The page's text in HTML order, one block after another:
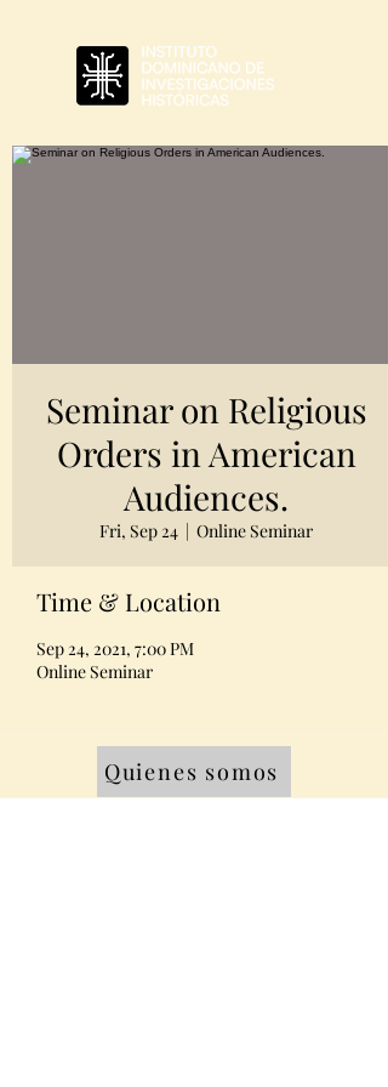
Seminar on Religious
Orders in American
Audiences.
Fri, Sep 24
  |
Online Seminar
Time & Location
Sep 24, 2021, 7:00 PM
Online Seminar
Quienes somos